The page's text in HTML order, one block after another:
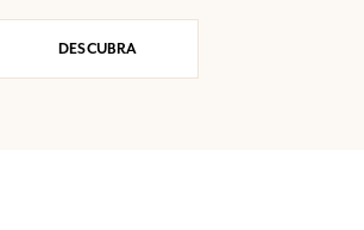
DESCUBRA